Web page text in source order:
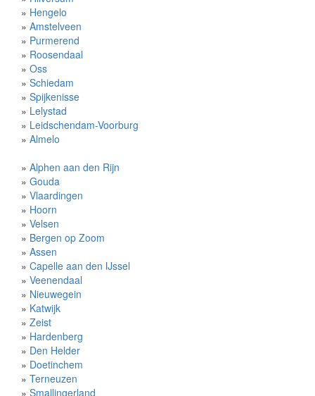
» Hengelo
» Amstelveen
» Purmerend
» Roosendaal
» Oss
» Schiedam
» Spijkenisse
» Lelystad
» Leidschendam-Voorburg
» Almelo
» Alphen aan den Rijn
» Gouda
» Vlaardingen
» Hoorn
» Velsen
» Bergen op Zoom
» Assen
» Capelle aan den IJssel
» Veenendaal
» Nieuwegein
» Katwijk
» Zeist
» Hardenberg
» Den Helder
» Doetinchem
» Terneuzen
» Smallingerland